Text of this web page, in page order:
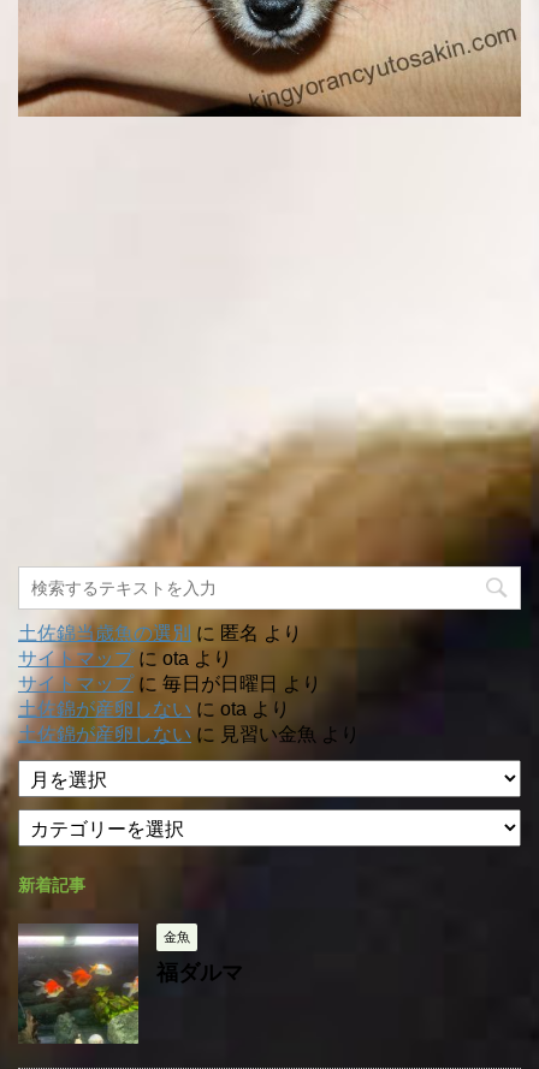
土佐錦当歳魚の選別 に 匿名 より
サイトマップに ota より
サイトマップに 毎日が日曜日 より
土佐錦が産卵しない に ota より
土佐錦が産卵しない に 見習い金魚 より
ア
ー
イ
テ
リ
ー
新着記事
金魚
福ダルマ